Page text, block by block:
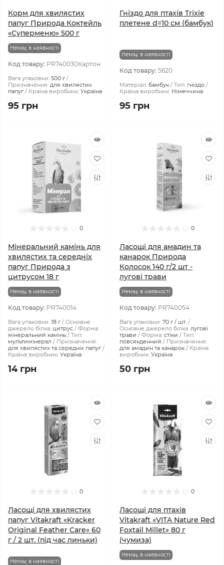
Корм для хвилястих
папуг Природа Коктейль
«Суперменю» 500 г
Немає в наявності
Код товару: PR740030Картон
Вага упаковки: 500 г
Призначення: для хвилястих
папуг
Країна виробник: Україна
95 грн
Гніздо для птахів Trixie
плетене d=10 см (бамбук)
Немає в наявності
Код товару: 5620
Матеріал: бамбук Тип: гніздо
Країна виробник: Німеччина
95 грн
0
Мінеральний камінь для
хвилястих та середніх
папуг Природа з
цитрусом 18 г
Немає в наявності
Код товару: PR740014
Вага упаковки: 18 г
Основне
джерело білка: цитрус
Форма:
мінеральний камінь
Тип:
мультимінерал
Призначення:
для хвилястих та середніх папуг
Країна виробник: Україна
14 грн
0
Ласощі для амадин та
канарок Природа
Колосок 140 г/2 шт -
лугові трави
Немає в наявності
Код товару: PR740054
Вага упаковки: 70 г / шт.
Основне джерело білка: лугові
трави
Форма: стіки
Тип:
повсякденний
Призначення:
для амадин та канарок
Країна
виробник: Україна
50 грн
0
Ласощі для хвилястих
папуг Vitakraft «Kracker
Original Feather Care» 60
г / 2 шт. (під час линьки)
Немає в наявності
0
Ласощі для птахів
Vitakraft «VITA Nature Red
Foxtail Millet» 80 г
(чумиза)
Немає в наявності